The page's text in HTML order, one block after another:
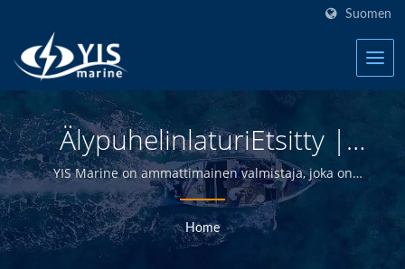
Suomen
ÄlypuhelinlaturiEtsitty |
Taiwanin Vedenpitävät
Kytkinpaneelit Veneille
Valmistaja | YIS Marine
YIS Marine on ammattimainen valmistaja, joka on
omistautunut tarjoamaan korkealaatuisia sähkö- ja
elektroniikkatuotteita jakelijoille, tukkukauppiaille,
vähittäiskauppiaille ja veneenrakentajille
meriteollisuudessa yli 30 vuoden ajan.
Home